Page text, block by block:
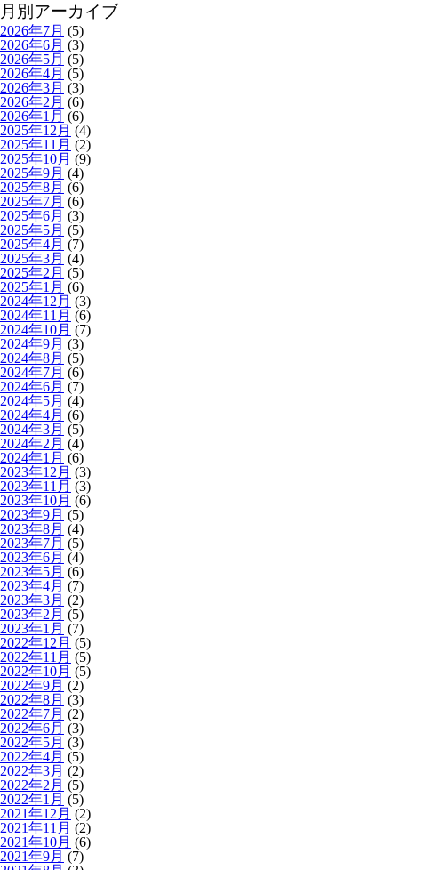
月別アーカイブ
2026年7月 (5)
2026年6月 (3)
2026年5月 (5)
2026年4月 (5)
2026年3月 (3)
2026年2月 (6)
2026年1月 (6)
2025年12月 (4)
2025年11月 (2)
2025年10月 (9)
2025年9月 (4)
2025年8月 (6)
2025年7月 (6)
2025年6月 (3)
2025年5月 (5)
2025年4月 (7)
2025年3月 (4)
2025年2月 (5)
2025年1月 (6)
2024年12月 (3)
2024年11月 (6)
2024年10月 (7)
2024年9月 (3)
2024年8月 (5)
2024年7月 (6)
2024年6月 (7)
2024年5月 (4)
2024年4月 (6)
2024年3月 (5)
2024年2月 (4)
2024年1月 (6)
2023年12月 (3)
2023年11月 (3)
2023年10月 (6)
2023年9月 (5)
2023年8月 (4)
2023年7月 (5)
2023年6月 (4)
2023年5月 (6)
2023年4月 (7)
2023年3月 (2)
2023年2月 (5)
2023年1月 (7)
2022年12月 (5)
2022年11月 (5)
2022年10月 (5)
2022年9月 (2)
2022年8月 (3)
2022年7月 (2)
2022年6月 (3)
2022年5月 (3)
2022年4月 (5)
2022年3月 (2)
2022年2月 (5)
2022年1月 (5)
2021年12月 (2)
2021年11月 (2)
2021年10月 (6)
2021年9月 (7)